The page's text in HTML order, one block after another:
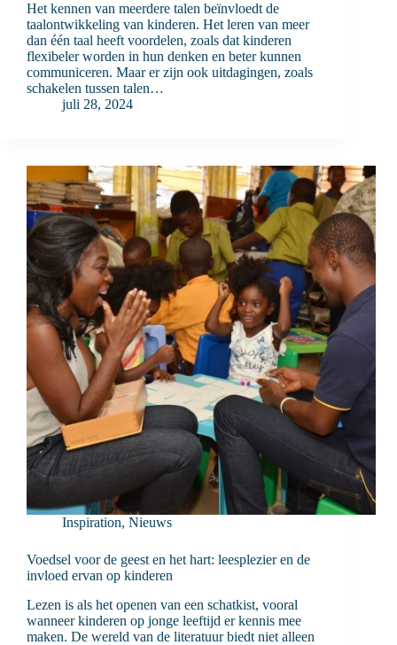
Het kennen van meerdere talen beïnvloedt de
taalontwikkeling van kinderen. Het leren van meer
dan één taal heeft voordelen, zoals dat kinderen
flexibeler worden in hun denken en beter kunnen
communiceren. Maar er zijn ook uitdagingen, zoals
schakelen tussen talen…
juli 28, 2024
Inspiration, Nieuws
Voedsel voor de geest en het hart: leesplezier en de
invloed ervan op kinderen
Lezen is als het openen van een schatkist, vooral
wanneer kinderen op jonge leeftijd er kennis mee
maken. De wereld van de literatuur biedt niet alleen